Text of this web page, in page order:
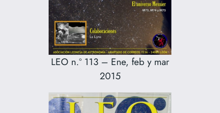
LEO n.º 113 – Ene, feb y mar
2015